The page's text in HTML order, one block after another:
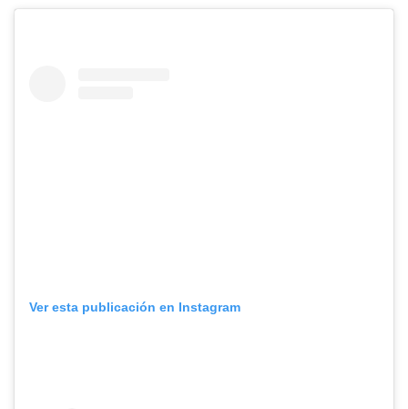
Ver esta publicación en Instagram